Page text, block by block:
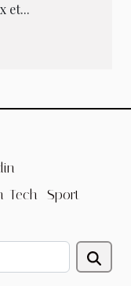
et...
Tech Sport